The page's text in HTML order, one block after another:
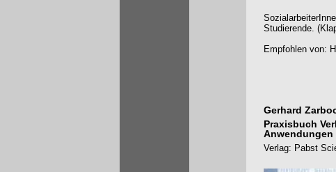
Studierende.
Empfohlen von:
Gerhard
Praxisbuch
Anwendungen
Verlag: Pabst